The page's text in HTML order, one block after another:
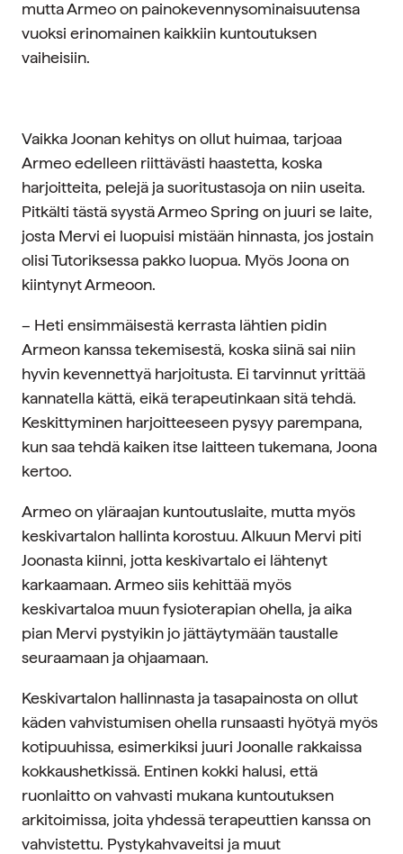
mutta Armeo on painokevennysominaisuutensa
vuoksi erinomainen kaikkiin kuntoutuksen
vaiheisiin.
Vaikka Joonan kehitys on ollut huimaa, tarjoaa
Armeo edelleen riittävästi haastetta, koska
harjoitteita, pelejä ja suoritustasoja on niin useita.
Pitkälti tästä syystä Armeo Spring on juuri se laite,
josta Mervi ei luopuisi mistään hinnasta, jos jostain
olisi Tutoriksessa pakko luopua. Myös Joona on
kiintynyt Armeoon.
– Heti ensimmäisestä kerrasta lähtien pidin
Armeon kanssa tekemisestä, koska siinä sai niin
hyvin kevennettyä harjoitusta. Ei tarvinnut yrittää
kannatella kättä, eikä terapeutinkaan sitä tehdä.
Keskittyminen harjoitteeseen pysyy parempana,
kun saa tehdä kaiken itse laitteen tukemana, Joona
kertoo.
Armeo on yläraajan kuntoutuslaite, mutta myös
keskivartalon hallinta korostuu. Alkuun Mervi piti
Joonasta kiinni, jotta keskivartalo ei lähtenyt
karkaamaan. Armeo siis kehittää myös
keskivartaloa muun fysioterapian ohella, ja aika
pian Mervi pystyikin jo jättäytymään taustalle
seuraamaan ja ohjaamaan.
Keskivartalon hallinnasta ja tasapainosta on ollut
käden vahvistumisen ohella runsaasti hyötyä myös
kotipuuhissa, esimerkiksi juuri Joonalle rakkaissa
kokkaushetkissä. Entinen kokki halusi, että
ruonlaitto on vahvasti mukana kuntoutuksen
arkitoimissa, joita yhdessä terapeuttien kanssa on
vahvistettu. Pystykahvaveitsi ja muut